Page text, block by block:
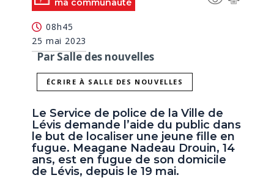
ma communauté
08h45
25 mai 2023
Par Salle des nouvelles
ÉCRIRE À SALLE DES NOUVELLES
Le Service de police de la Ville de
Lévis demande l’aide du public dans
le but de localiser une jeune fille en
fugue. Meagane Nadeau Drouin, 14
ans, est en fugue de son domicile
de Lévis, depuis le 19 mai.